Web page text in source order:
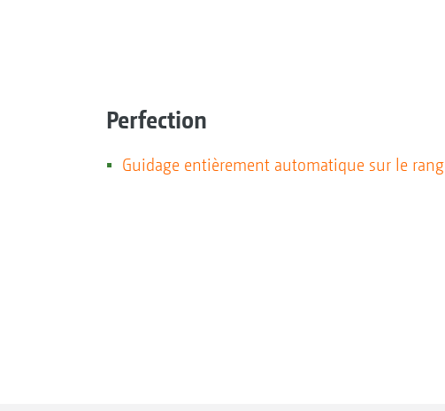
Perfection
Guidage entièrement automatique sur le rang